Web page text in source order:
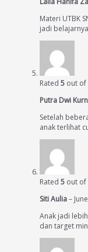
Materi UTBK
jadi
Rated 5 out of
Putra Dwi
Setelah
anak terlihat
Rated 5 out of
Siti Aulia–
Anak jadi
dan target